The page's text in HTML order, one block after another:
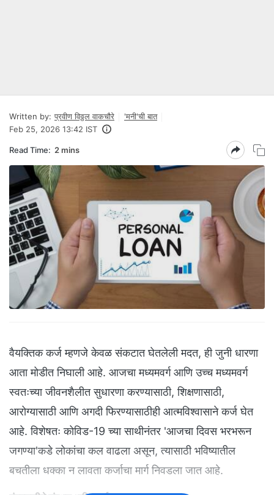
Written by: प्रवीण विठ्ठल वाकचौरे
'मनी'ची बात
Feb 25, 2026 13:42 IST
Read Time: 2 mins
वैयक्तिक कर्ज म्हणजे केवळ संकटात घेतलेली मदत, ही जुनी धारणा
आता मोडीत निघाली आहे. आजचा मध्यमवर्ग आणि उच्च मध्यमवर्ग
स्वतःच्या जीवनशैलीत सुधारणा करण्यासाठी, शिक्षणासाठी,
आरोग्यासाठी आणि अगदी फिरण्यासाठीही आत्मविश्वासाने कर्ज घेत
आहे. विशेषतः कोविड-19 च्या साथीनंतर 'आजचा दिवस भरभरून
जगण्या'कडे लोकांचा कल वाढला असून, त्यासाठी भविष्यातील
बचतीला धक्का न लावता कर्जाचा मार्ग निवडला जात आहे.